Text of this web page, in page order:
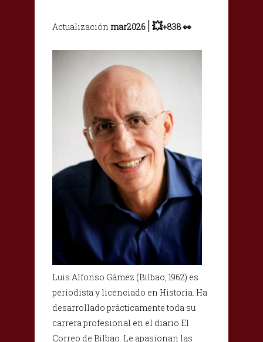
Actualización mar2026 |💥+838 👀
Luis Alfonso Gámez (Bilbao, 1962) es
periodista y licenciado en Historia. Ha
desarrollado prácticamente toda su
carrera profesional en el diario El
Correo de Bilbao. Le apasionan las